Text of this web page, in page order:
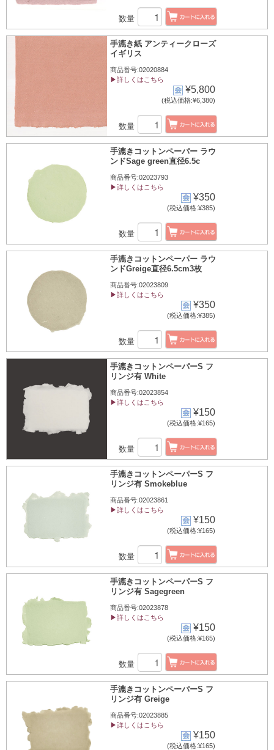
数量
手漉き紙 アンティークローズ
イギリス
商品番号:02020884
▶詳しくはこちら
¥5,800
(税込価格:¥6,380)
数量
手漉きコットンペーパー ラウ
ンドSage green直径6.5c
商品番号:02023793
▶詳しくはこちら
¥350
(税込価格:¥385)
数量
手漉きコットンペーパー ラウ
ンドGreige直径6.5cm3枚
商品番号:02023809
▶詳しくはこちら
¥350
(税込価格:¥385)
数量
手漉きコットンペーパーS フ
リンジ有 White
商品番号:02023854
▶詳しくはこちら
¥150
(税込価格:¥165)
数量
手漉きコットンペーパーS フ
リンジ有 Smokeblue
商品番号:02023861
▶詳しくはこちら
¥150
(税込価格:¥165)
数量
手漉きコットンペーパーS フ
リンジ有 Sagegreen
商品番号:02023878
▶詳しくはこちら
¥150
(税込価格:¥165)
数量
手漉きコットンペーパーS フ
リンジ有 Greige
商品番号:02023885
▶詳しくはこちら
¥150
(税込価格:¥165)